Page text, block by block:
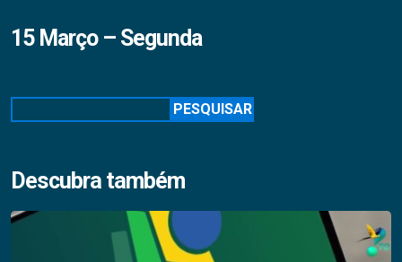
15 Março – Segunda
PESQUISAR
Descubra também